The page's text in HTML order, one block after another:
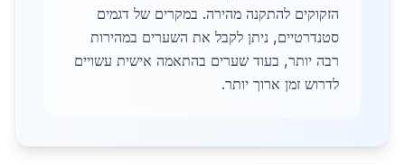
הזקוקים להתקנה מהירה. במקרים של דגמים
סטנדרטיים, ניתן לקבל את השערים במהירות
רבה יותר, בעוד שערים בהתאמה אישית עשויים
לדרוש זמן ארוך יותר.